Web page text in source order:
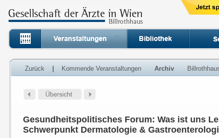
Zurück Kommende Veranstaltungen Archiv
Gesundheitspolitisches Forum: Was ist uns
Schwerpunkt Dermatologie &